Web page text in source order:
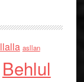
asllan
Behlul